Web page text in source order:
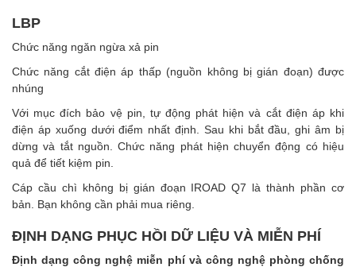
LBP
Chức năng ngăn ngừa xả pin
Chức năng cắt điện áp thấp (nguồn không bị gián đoạn) được
nhúng
Với mục đích bảo vệ pin, tự động phát hiện và cắt điện áp khi
điện áp xuống dưới điểm nhất định. Sau khi bắt đầu, ghi âm bị
dừng và tắt nguồn. Chức năng phát hiện chuyển động có hiệu
quả để tiết kiệm pin.
Cáp cầu chì không bị gián đoạn IROAD Q7 là thành phần cơ
bản. Bạn không cần phải mua riêng.
ĐỊNH DẠNG PHỤC HỒI DỮ LIỆU VÀ MIỄN PHÍ
Định dạng công nghệ miễn phí và công nghệ phòng chống